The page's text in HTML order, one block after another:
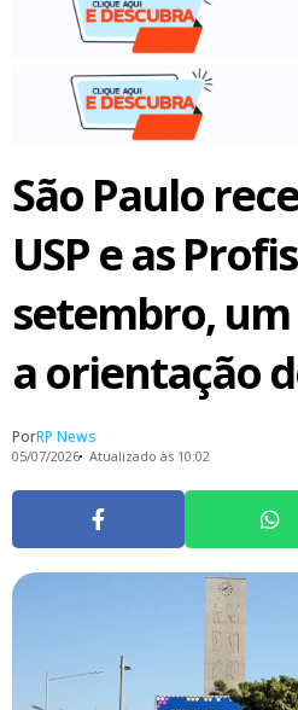
São Paulo
USP e as
setembro,
a orientação
PorRP News
05/07/2026 Atualizado às 10:02